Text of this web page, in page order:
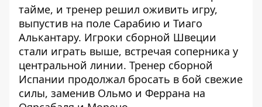
тайме, и тренер решил оживить игру,
выпустив на поле Сарабию и Тиаго
Алькантару. Игроки сборной Швеции
стали играть выше, встречая соперника у
центральной линии. Тренер сборной
Испании продолжал бросать в бой свежие
силы, заменив Ольмо и Феррана на